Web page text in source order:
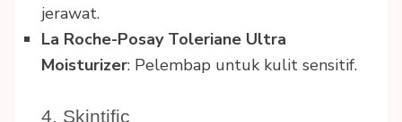
jerawat.
La Roche-Posay Toleriane Ultra
Moisturizer: Pelembap untuk kulit sensitif.
4. Skintific